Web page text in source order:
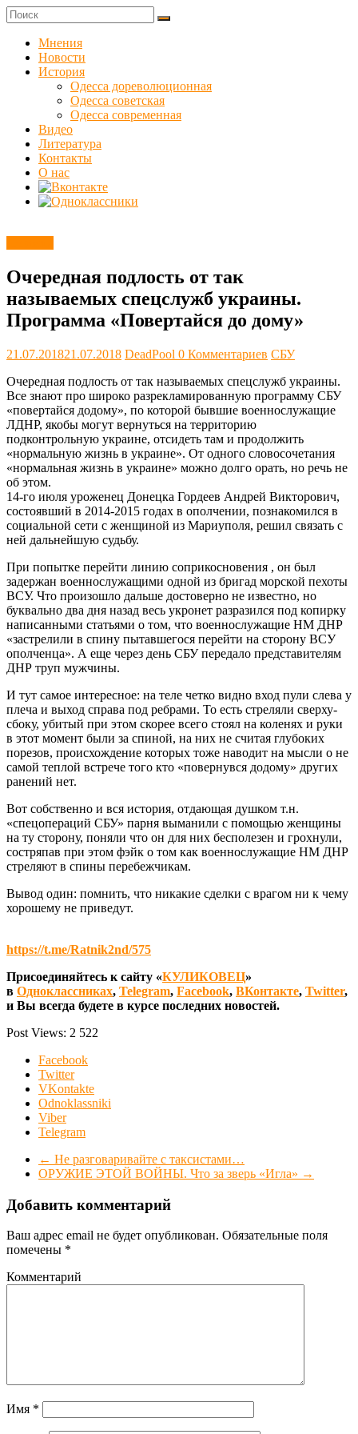
Skip
to
content
Куликовец
Сайт
одесского
сопротивления
Мнения
Новости
История
Одесса дореволюционная
Одесса советская
Одесса современная
Видео
Литература
Контакты
О нас
Очередная подлость от так
называемых спецслужб украины.
Программа «Повертайся до дому»
21.07.201821.07.2018 DeadPool 0 Комментариев СБУ
Очередная подлость от так называемых спецслужб украины.
Все знают про широко разрекламированную программу СБУ
«повертайся додому», по которой бывшие военнослужащие
ЛДНР, якобы могут вернуться на территорию
подконтрольную украине, отсидеть там и продолжить
«нормальную жизнь в украине». От одного словосочетания
«нормальная жизнь в украине» можно долго орать, но речь не
об этом.
14-го июля уроженец Донецка Гордеев Андрей Викторович,
состоявший в 2014-2015 годах в ополчении, познакомился в
социальной сети с женщиной из Мариуполя, решил связать с
ней дальнейшую судьбу.
При попытке перейти линию соприкосновения , он был
задержан военнослужащими одной из бригад морской пехоты
ВСУ. Что произошло дальше достоверно не известно, но
буквально два дня назад весь укронет разразился под копирку
написанными статьями о том, что военнослужащие НМ ДНР
«застрелили в спину пытавшегося перейти на сторону ВСУ
ополченца». А еще через день СБУ передало представителям
ДНР труп мужчины.
И тут самое интересное: на теле четко видно вход пули слева у
плеча и выход справа под ребрами. То есть стреляли сверху-
сбоку, убитый при этом скорее всего стоял на коленях и руки
в этот момент были за спиной, на них не считая глубоких
порезов, происхождение которых тоже наводит на мысли о не
самой теплой встрече того кто «повернувся додому» других
ранений нет.
Вот собственно и вся история, отдающая душком т.н.
«спецопераций СБУ» парня выманили с помощью женщины
на ту сторону, поняли что он для них бесполезен и грохнули,
состряпав при этом фэйк о том как военнослужащие НМ ДНР
стреляют в спины перебежчикам.
Вывод один: помнить, что никакие сделки с врагом ни к чему
хорошему не приведут.
https://t.me/Ratnik2nd/575
Присоединяйтесь к сайту «КУЛИКОВЕЦ»
в Одноклассниках, Telegram, Facebook, ВКонтакте, Twitter,
и Вы всегда будете в курсе последних новостей.
Post Views: 2 522
Facebook
Twitter
VKontakte
Odnoklassniki
Viber
Telegram
← Не разговаривайте с таксистами…
ОРУЖИЕ ЭТОЙ ВОЙНЫ. Что за зверь «Игла» →
Добавить комментарий
Ваш адрес email не будет опубликован. Обязательные поля
помечены *
Комментарий
Имя *